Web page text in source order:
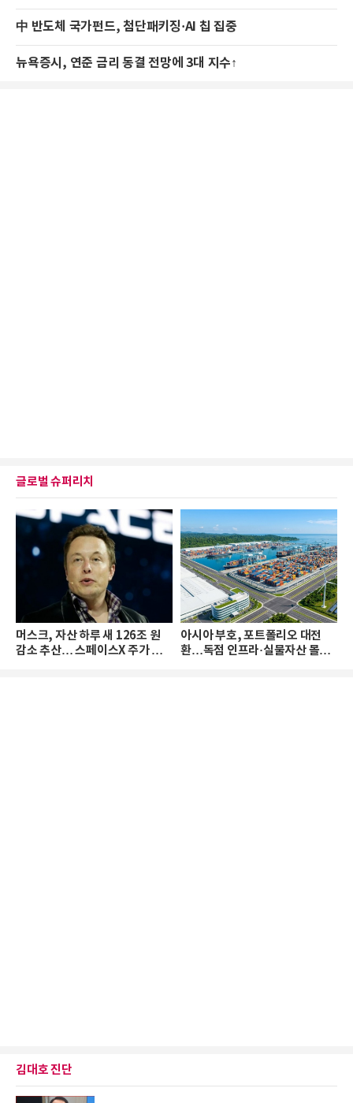
中 반도체 국가펀드, 첨단패키징·AI 칩 집중
뉴욕증시, 연준 금리 동결 전망에 3대 지수↑
글로벌 슈퍼리치
머스크, 자산 하루 새 126조 원
감소 추산… 스페이스X 주가 하
아시아 부호, 포트폴리오 대전
환…독점 인프라·실물자산 몰린
김대호 진단